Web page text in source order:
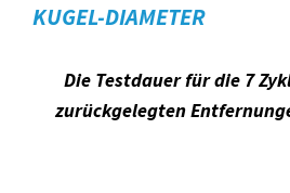
KUGEL-DIAMETER
Die Testdauer für die 7
zurückgelegten